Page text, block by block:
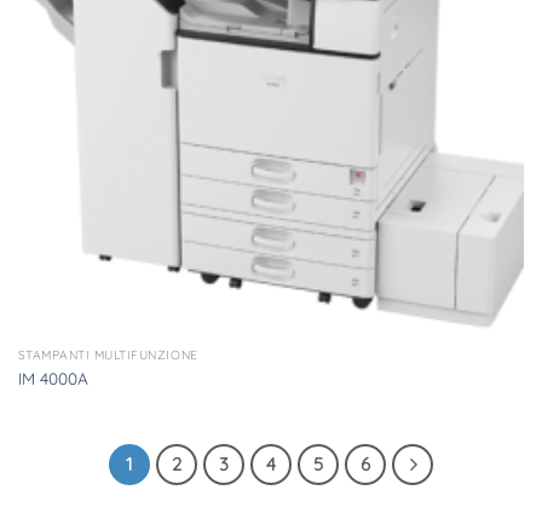
STAMPANTI MULTIFUNZIONE
IM 4000A
1 2 3 4 5 6